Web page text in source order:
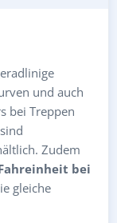
und auch
bei Treppen
Zudem
bei
gleiche